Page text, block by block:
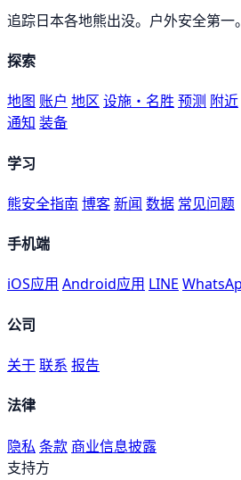
追踪日本各地熊出没。户外安全第一。
探索
地图 账户 地区 设施・名胜 预测 附近
通知 装备
学习
熊安全指南 博客新闻 数据 常见问题
手机端
iOS应用 Android应用 LINE
公司
关于联系 报告
法律
隐私 条款 商业信息披露
支持方